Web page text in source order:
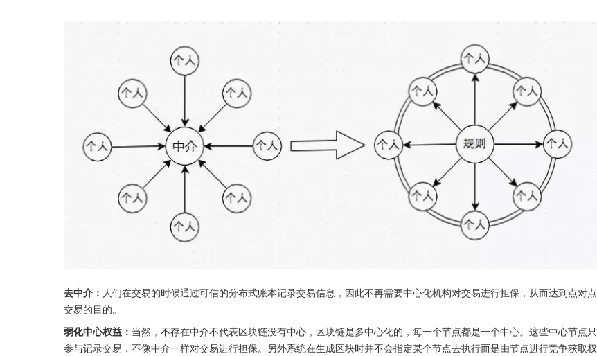
去中介： 人们在交易的时候通过可信的分布式账本记录交易信息，因此不再需要中心化机构对交易进行担保，从而达到点对点
交易的目的。
弱化中心权益： 当然，不存在中介不代表区块链没有中心，区块链是多中心化的，每一个节点都是一个中心。这些中心节点只
参与记录交易，不像中介一样对交易进行担保。另外系统在生成区块时并不会指定某个节点去执行而是由节点进行竞争获取权